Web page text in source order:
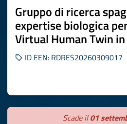
Gruppo di ricerca
expertise biologica
Virtual Human Twin
ID EEN: RDRES20260309017
Scade il01